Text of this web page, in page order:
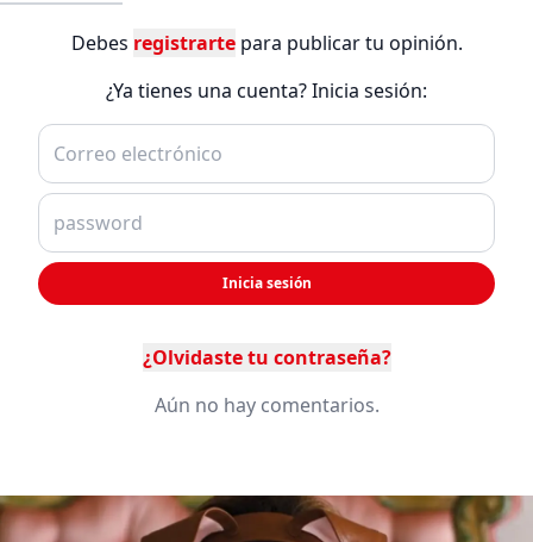
Debes registrartepara publicar tu opinión.
¿Ya tienes una cuenta? Inicia sesión:
Inicia sesión
¿Olvidaste tu contraseña?
Aún no hay comentarios.